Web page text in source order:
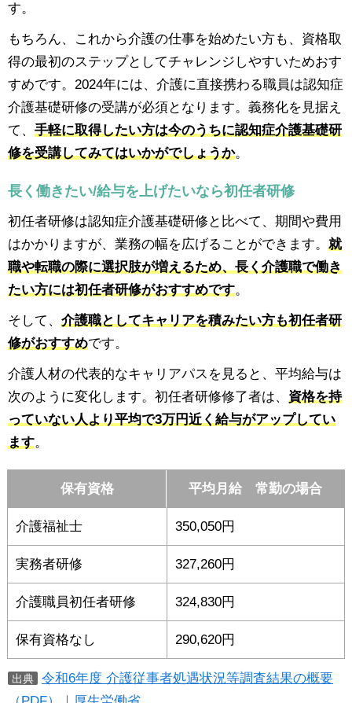
す。
もちろん、これから介護の仕事を始めたい方も、資格取
得の最初のステップとしてチャレンジしやすいためおす
すめです。2024年には、介護に直接携わる職員は認知症
介護基礎研修の受講が必須となります。義務化を見据え
て、 手軽に取得したい方は今のうちに認知症介護基礎研
修を受講してみてはいかがでしょうか。
長く働きたい/給与を上げたいなら初任者研修
初任者研修は認知症介護基礎研修と比べて、期間や費用
はかかりますが、業務の幅を広げることができます。 就
職や転職の際に選択肢が増えるため、長く介護職で働き
たい方には初任者研修がおすすめです。
そして、 介護職としてキャリアを積みたい方も初任者研
修がおすすめです。
介護人材の代表的なキャリアパスを見ると、平均給与は
次のように変化します。初任者研修修了者は、 資格を持
っていない人より平均で3万円近く給与がアップしてい
ます。
保有資格 平均月給 常勤の場合
介護福祉士 350,050円
実務者研修 327,260円
介護職員初任者研修 324,830円
保有資格なし 290,620円
出典
令和6年度 介護従事者処遇状況等調査結果の概要